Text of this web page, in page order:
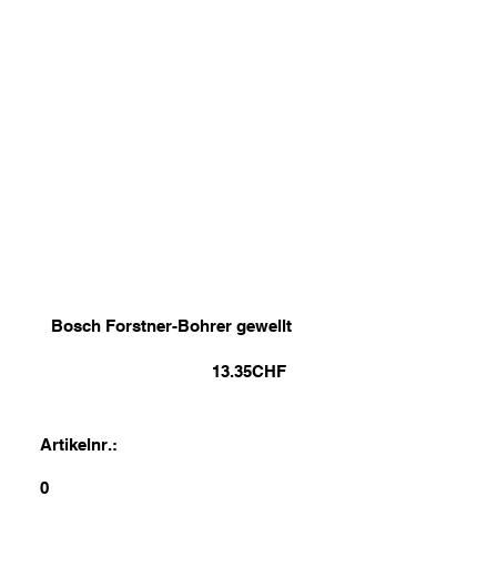
Bosch Forstner-Bohrer gewellt
13.35CHF
Artikelnr.:
0